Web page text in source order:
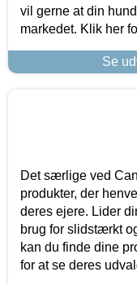
vil gerne at din
markedet. Klik her
Se
Det særlige ved
produkter, der
deres ejere. Lider
brug for slidstærkt
kan du finde dine
for at se deres